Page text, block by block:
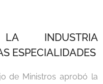
INDUSTRIA
ESPECIALIDADES
de Ministros aprobó la